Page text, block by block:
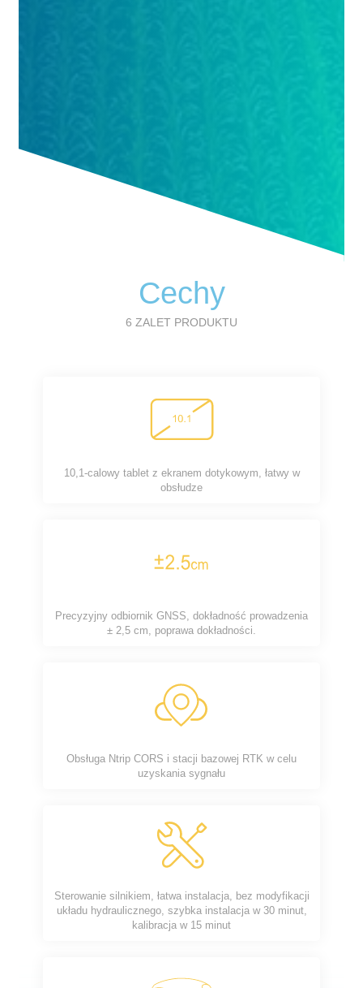
Cechy
6 ZALET PRODUKTU
10,1-calowy tablet z ekranem dotykowym, łatwy w
obsłudze
Precyzyjny odbiornik GNSS, dokładność prowadzenia
± 2,5 cm, poprawa dokładności.
Obsługa Ntrip CORS i stacji bazowej RTK w celu
uzyskania sygnału
Sterowanie silnikiem, łatwa instalacja, bez modyfikacji
układu hydraulicznego, szybka instalacja w 30 minut,
kalibracja w 15 minut